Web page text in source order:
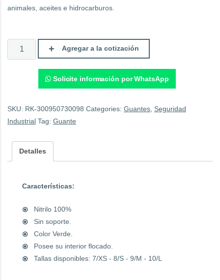
animales, aceites e hidrocarburos.
Steelpro
Guante
de
ISP.
quantity
Agregar a la cotización
Solicite información por WhatsApp
SKU: RK-300950730098 Categories: Guantes Seguridad
Industrial Tag: Guante
Detalles
Características:
Nitrilo 100%
Sin soporte.
Color Verde.
Posee su interior flocado.
Tallas disponibles: 7/XS - 8/S - 9/M - 10/L